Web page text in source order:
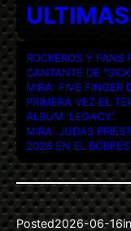
ROCKEROS Y FANS
CANTANTE DE
MIRA: FIVE FINGER
PRIMERA VEZ EL
ÁLBUM ‘LEGACY’.
MIRA: JUDAS
2026 EN EL
Posted2026-06-16in